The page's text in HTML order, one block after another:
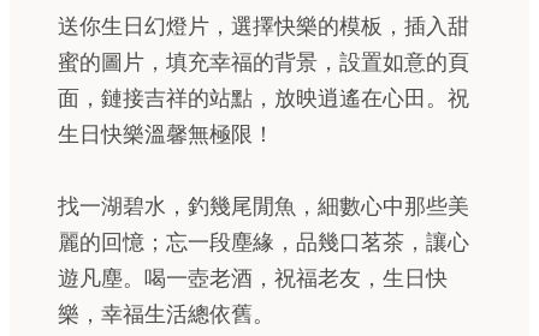
送你生日幻燈片，選擇快樂的模板，插入甜
蜜的圖片，填充幸福的背景，設置如意的頁
面，鏈接吉祥的站點，放映逍遙在心田。祝
生日快樂溫馨無極限！
找一湖碧水，釣幾尾閒魚，細數心中那些美
麗的回憶；忘一段塵緣，品幾口茗茶，讓心
遊凡塵。喝一壺老酒，祝福老友，生日快
樂，幸福生活總依舊。